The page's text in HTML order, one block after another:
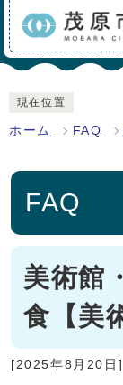
現在位置
ホーム FAQ
FAQ
美術館
食【美
[2025年8月20日]